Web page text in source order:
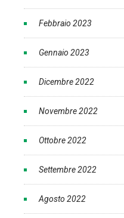
Febbraio 2023
Gennaio 2023
Dicembre 2022
Novembre 2022
Ottobre 2022
Settembre 2022
Agosto 2022